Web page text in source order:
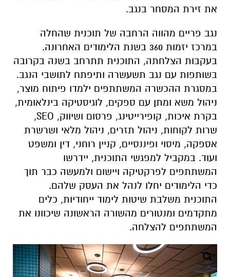
את זירת המסחר בנגב.
נגב פריים מהווה הרחבה של תוכנית שהחלה
במרכז יזמות 360 בשנת הלימודים האחרונה.
בעקבות הצלחתה, התוכנית תתרחב בשנה בקרובה
בשותפות עם נגב תשעשרה ותיפתח לתושבי הנגב.
במסגרת ההכשרה המשתתפים ילמדו פיתוח מוצר,
ניהול משא ומתן עם ספקים, לוגיסטיקה בינלאומית,
בקרת איכות, קופירייטינג, פרסום ושיווק, SEO,
שרות לקוחות, ניהול תזרים, ניהול מלאי ושרשרת
אספקה, מיסוי ופיננסיים, קניין רוחני, דין ומשפט
ועוד. במקביל למפגשי התוכנית, יידרשו
המשתתפים לפרקטיקה ויישום ולמעשה כבר תוך
כדי הלימודים יחלו לנהל את העסק שלהם.
התוכנית משלבת שיטות לימוד ייחודיות, כלים
מתקדמים ומנטורים מהשורה הראשונה שיכוונו את
המשתתפים להצלחה.